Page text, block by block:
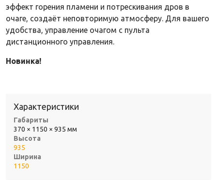
эффект горения пламени и потрескивания дров в
очаге, создаёт неповторимую атмосферу. Для вашего
удобства, управление очагом с пульта
дистанционного управления.
Новинка!
Характеристики
Габариты
370 × 1150 × 935 мм
Высота
935
Ширина
1150